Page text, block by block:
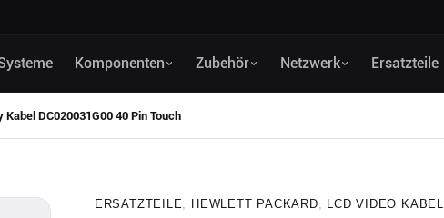
Komponenten Zubehör Netzwerk Ersatzteile
DC020031G00 40 Pin Touch
ERSATZTEILE, HEWLETT PACKARD, LCD VIDEO KABEL